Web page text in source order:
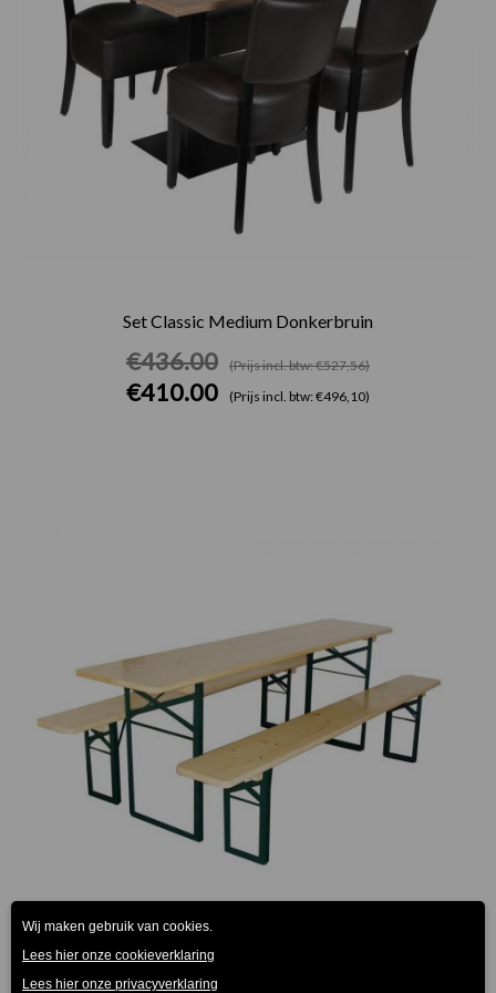
Set Classic Medium Donkerbruin
€436.00 (Prijs incl. btw: €527,56)
€410.00 (Prijs incl. btw: €496,10)
€195.00 (Prijs incl. btw: €235,95)